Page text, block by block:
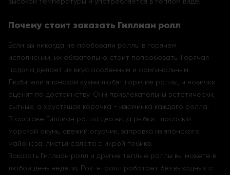
Почему стоит заказать Гиллиан ролл
Если вы никогда не пробовали роллы в горячем
исполнении, их обязательно стоит попробовать. Горячая
подача делает их вкус особенным и оригинальным.
Любители японской кухни любят горячие роллы, и новички
оценят по достоинству. Они привлекательны эстетически,
сытные, а хрустящая корочка - изюминка каждого ролла.
В составе Гиллиан ролла два вида рыбки- лосось и
морской окунь, свежий огурчик, заправка из японского
майонеза, листья салата с икрой тобико.
Заказать Гиллиан ролл и другие теплые роллы вы можете в
любой день недели, Рок-н-ролл работает без выходных с